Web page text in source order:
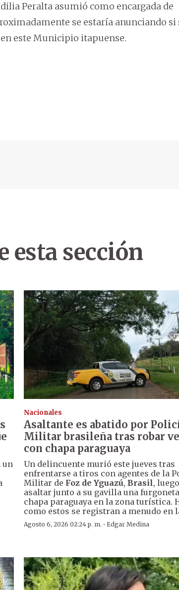
Peralta asumió como encargada de
se estaría anunciando si
este Municipio itapuense.
esta sección
un
Nacionales
Asaltante es abatido por
Militar brasileña tras robar
con chapa paraguaya
Un delincuente murió este jueves tras
enfrentarse a tiros con agentes de la
Militar de Foz de Yguazú,Brasil,
asaltar junto a su gavilla una
chapa paraguaya en la zona turística.
como estos se registran a menudo en
Agosto 6, 2026 02:24 p. m. ·Edgar Medina